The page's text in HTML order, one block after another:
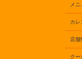
メニ
カレ
店舗
クー